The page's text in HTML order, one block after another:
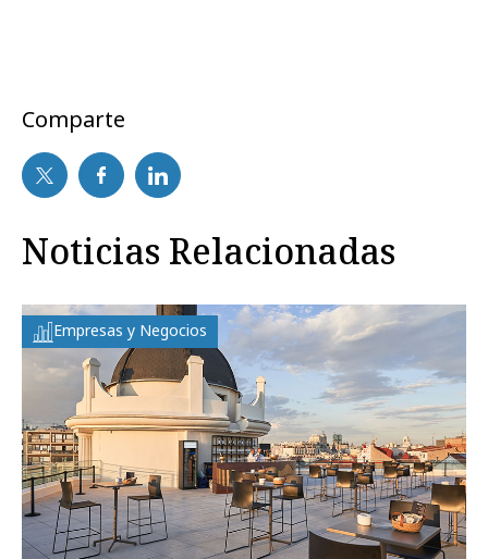
Comparte
Noticias Relacionadas
Empresas y Negocios